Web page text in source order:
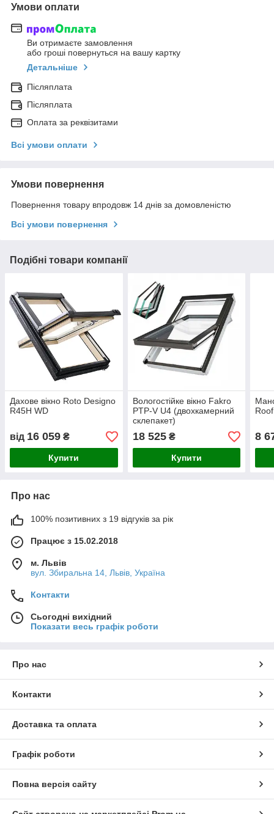
Умови оплати
Ви отримаєте замовлення
або гроші повернуться на вашу картку
Детальніше
Післяплата
Післяплата
Оплата за реквізитами
Всі умови оплати
Умови повернення
Повернення товару впродовж 14 днів за домовленістю
Всі умови повернення
Подібні товари компанії
Дахове вікно Roto Designo
R45H WD
від 16 059 ₴
Купити
Вологостійке вікно Fakro
PTP-V U4 (двохкамерний
склепакет)
18 525₴
Купити
8
Про нас
100% позитивних з 19 відгуків за рік
Працює з 15.02.2018
м. Львів
вул. Збиральна 14, Львів, Україна
Контакти
Сьогодні вихідний
Показати весь графік роботи
Про нас
Контакти
Доставка та оплата
Графік роботи
Повна версія сайту